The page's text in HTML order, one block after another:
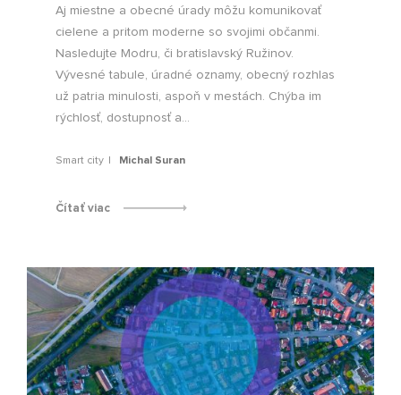
Aj miestne a obecné úrady môžu komunikovať
cielene a pritom moderne so svojimi občanmi.
Nasledujte Modru, či bratislavský Ružinov.
Vývesné tabule, úradné oznamy, obecný rozhlas
už patria minulosti, aspoň v mestách. Chýba im
rýchlosť, dostupnosť a...
Smart city Michal Suran
Čítať viac